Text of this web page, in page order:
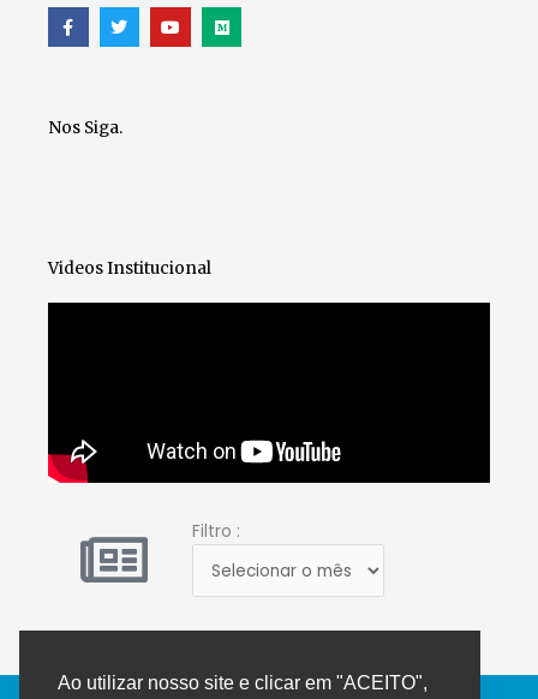
F
a
c
k
T
w
i
Y
o
u
M
e
d
Nos Siga.
Videos Institucional
Filtro :
Filtro
Ao utilizar nosso site e clicar em "ACEITO",